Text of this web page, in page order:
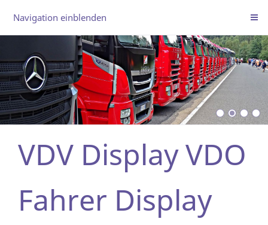
Navigation einblenden
VDV Display VDO
Fahrer Display